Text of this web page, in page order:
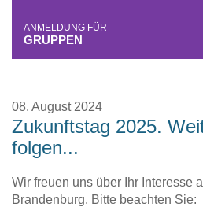
ANMELDUNG FÜR
GRUPPEN
08. August 2024
Zukunftstag 2025.
folgen...
Wir freuen uns über Ihr Interesse
Brandenburg. Bitte beachten Sie: